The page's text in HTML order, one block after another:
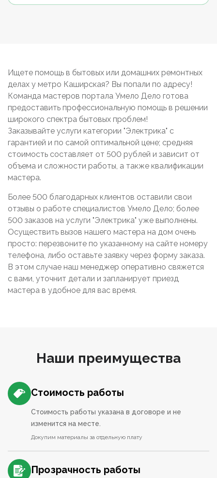
Ищете помощь в бытовых или домашних ремонтных
делах у метро Каширская? Вы попали по адресу!
Команда мастеров портала Умело Дело готова
предоставить профессиональную помощь в решении
широкого спектра бытовых проблем!
Заказывайте услуги категории "Электрика" с
гарантией и по самой оптимальной цене; средняя
стоимость составляет от 500 рублей и зависит от
объема и сложности работы, а также квалификации
мастера.
Более 500 благодарных клиентов оставили свои
отзывы о работе специалистов Умело Дело; более
500 заказов на услуги "Электрика" уже выполнены.
Осуществить вызов нашего мастера на дом очень
просто: перезвоните по указанному на сайте номеру
телефона, либо оставьте заявку через форму заказа.
В этом случае наш менеджер оперативно свяжется
с вами, уточнит детали и запланирует приезд
мастера в удобное для вас время.
Наши преимущества
Стоимость работы
Стоимость работы указана в договоре и не
изменится на месте.
Докупим материалы за отдельную плату
Прозрачность работы